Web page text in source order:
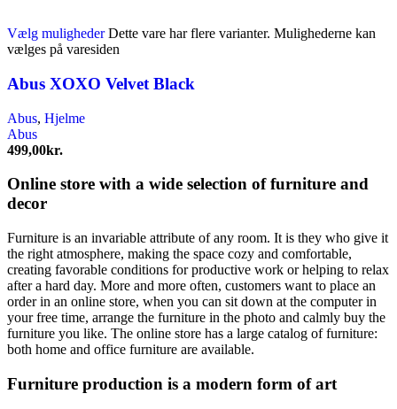
Vælg muligheder Dette vare har flere varianter. Mulighederne kan
vælges på varesiden
Abus XOXO Velvet Black
Abus, Hjelme
Abus
499,00kr.
Online store with a wide selection of furniture and
decor
Furniture is an invariable attribute of any room. It is they who give it
the right atmosphere, making the space cozy and comfortable,
creating favorable conditions for productive work or helping to relax
after a hard day. More and more often, customers want to place an
order in an online store, when you can sit down at the computer in
your free time, arrange the furniture in the photo and calmly buy the
furniture you like. The online store has a large catalog of furniture:
both home and office furniture are available.
Furniture production is a modern form of art